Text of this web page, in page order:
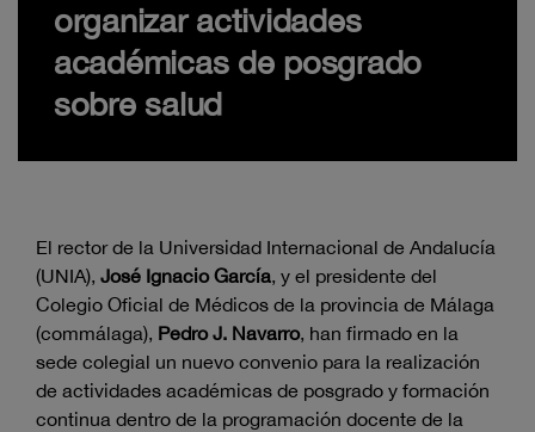
organizar actividades
académicas de posgrado
sobre salud
El rector de la Universidad Internacional de Andalucía
(UNIA), José Ignacio García, y el presidente del
Colegio Oficial de Médicos de la provincia de Málaga
(commálaga), Pedro J. Navarro, han firmado en la
sede colegial un nuevo convenio para la realización
de actividades académicas de posgrado y formación
continua dentro de la programación docente de la